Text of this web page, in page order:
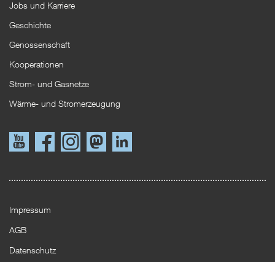
Jobs und Karriere
Geschichte
Genossenschaft
Kooperationen
Strom- und Gasnetze
Wärme- und Stromerzeugung
Link
YouTube
Link
Facebook
InstagramMastodonLinkedIn
Impressum
AGB
Datenschutz